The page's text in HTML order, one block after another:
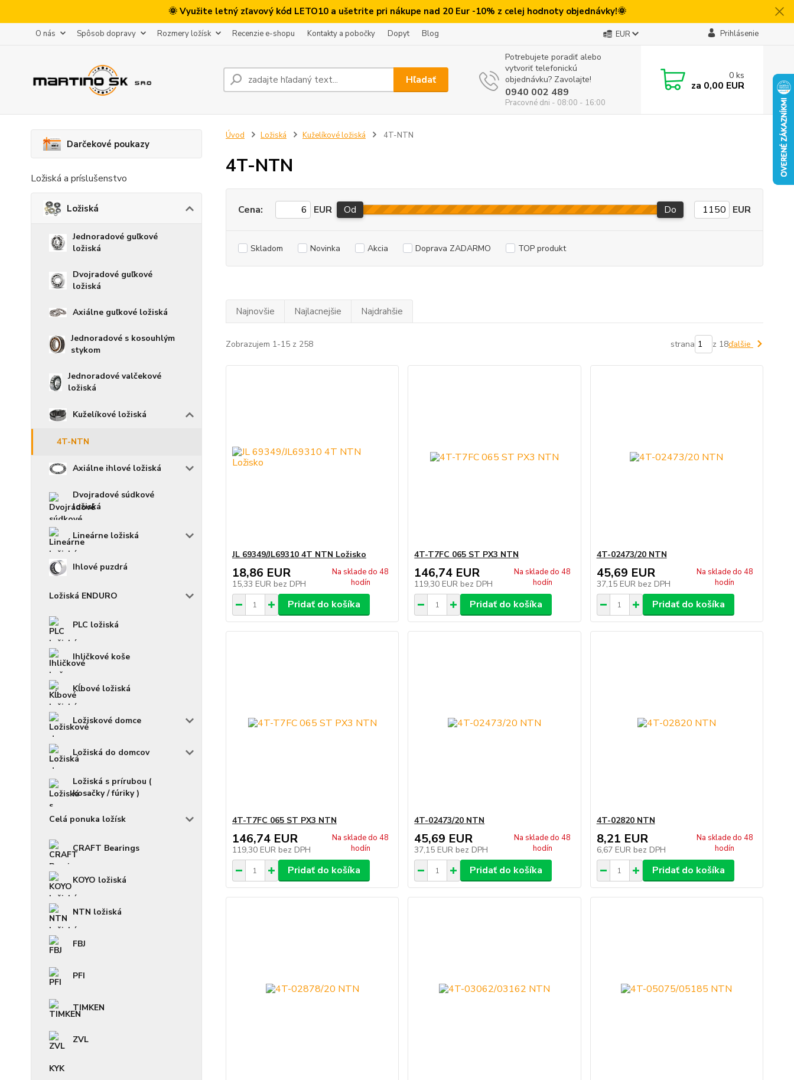
🌞 Využite letný zľavový kód LETO10 a ušetrite pri nákupe nad 20 Eur -10% z celej hodnoty objednávky!🌞
O nás Spôsob dopravy Rozmery ložísk Recenzie e-shopu Kontakty a pobočky Dopyt Blog EUR Prihlásenie
Hľadať
Potrebujete poradiť alebo
vytvoriť telefonickú
objednávku? Zavolajte!
0940 002 489
Pracovné dni - 08:00 - 16:00
0 ks
za 0,00 EUR
Darčekové poukazy
Ložiská a príslušenstvo
Ložiská
Jednoradové guľkové
ložiská
Dvojradové guľkové
ložiská
Axiálne guľkové ložiská
Jednoradové s kosouhlým
stykom
Jednoradové valčekové
ložiská
Kuželíkové ložiská
4T-NTN
Axiálne ihlové ložiská
Dvojradové súdkové
ložiská
Lineárne ložiská
Ihlové puzdrá
Ložiská ENDURO
PLC ložiská
Ihličkové koše
Kĺbové ložiská
Ložiskové domce
Ložiská do domcov
Ložiská s prírubou (
kosačky / fúriky )
Celá ponuka ložísk
CRAFT Bearings
KOYO ložiská
NTN ložiská
FBJ
PFI
TIMKEN
ZVL
KYK
Úvod Ložiská Kuželíkové ložiská 4T-NTN
4T-NTN
Cena: EUR Od Do EUR
Skladom Novinka Akcia Doprava ZADARMO TOP produkt
Najnovšie Najlacnejšie Najdrahšie
Zobrazujem 1-15 z 258 strana z 18ďalšie
JL 69349/JL69310 4T NTN Ložisko
18,86 EUR
15,33 EUR bez DPH
Na sklade do 48
hodín
Pridať do košíka
4T-T7FC 065 ST PX3 NTN
146,74 EUR
119,30 EUR bez DPH
Na sklade do 48
hodín
Pridať do košíka
4T-02473/20 NTN
45,69 EUR
37,15 EUR bez DPH
Na sklade do 48
hodín
Pridať do košíka
4T-T7FC 065 ST PX3 NTN
146,74 EUR
119,30 EUR bez DPH
Na sklade do 48
hodín
Pridať do košíka
4T-02473/20 NTN
45,69 EUR
37,15 EUR bez DPH
Na sklade do 48
hodín
Pridať do košíka
4T-02820 NTN
8,21 EUR
6,67 EUR bez DPH
Na sklade do 48
hodín
Pridať do košíka